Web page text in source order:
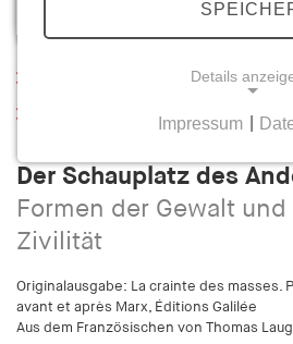
Inhaltsverzeichnis
Der Schauplatz des
Formen der Gewalt
Zivilität
Originalausgabe: La crainte des masses.
avant et après Marx, Éditions Galilée
Aus dem Französischen von Thomas
Details
Notwendige Cookies helfen
nutzbar zu machen, indem
Bereiche der Webseite
kann ohne diese Cookies
funktionieren.
Impressum